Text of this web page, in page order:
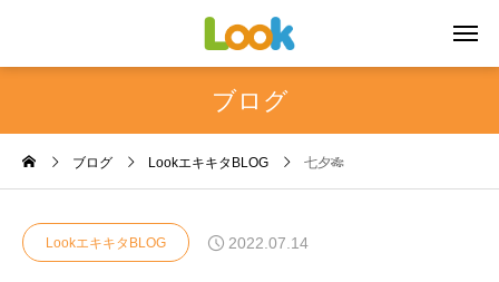
ブログ
ブログ LookエキキタBLOG 七夕🎋
LookエキキタBLOG 2022.07.14